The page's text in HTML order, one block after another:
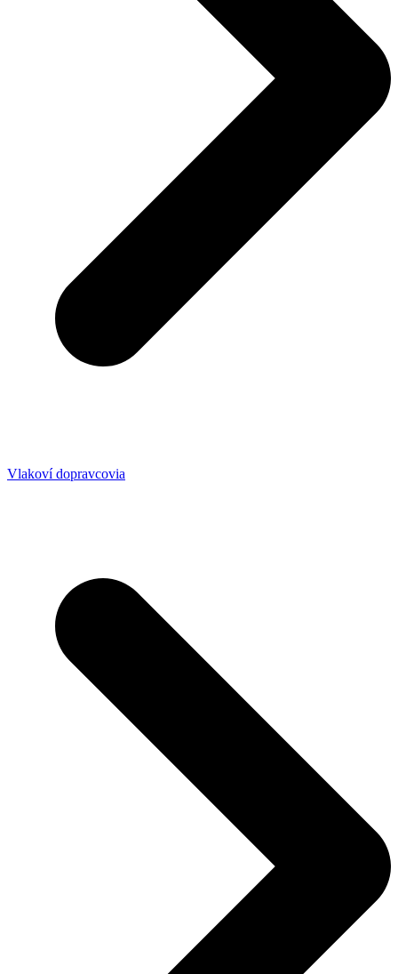
Vlakoví dopravcovia